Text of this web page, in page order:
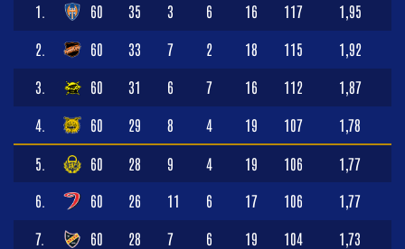
1. 60 35 3 6 16 117 1,95
2. 60 33 7 2 18 115 1,92
3. 60 31 6 7 16 112 1,87
4. 60 29 8 4 19 107 1,78
5. 60 28 9 4 19 106 1,77
6. 60 26 11 6 17 106 1,77
7. 60 28 7 6 19 104 1,73